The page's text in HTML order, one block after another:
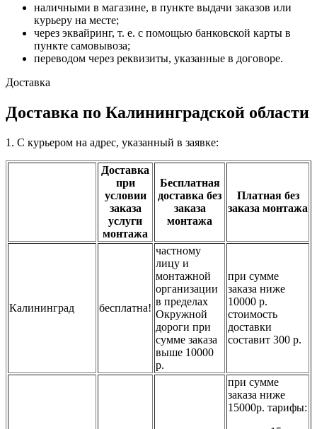
наличными в магазине, в пункте выдачи заказов или
курьеру на месте;
через эквайринг, т. е. с помощью банковской карты в
пункте самовывоза;
переводом через реквизиты, указанные в договоре.
Доставка
Доставка по Калининградской области
1. С курьером на адрес, указанный в заявке:
Доставка
при
условии
заказа
услуги
монтажа
Бесплатная
доставка без
заказа
монтажа
Платная без
заказа монтажа
Калининград бесплатна!
частному
лицу и
монтажной
организации
в пределах
Окружной
дороги при
сумме заказа
выше 10000
р.
при сумме
заказа ниже
10000 р.
стоимость
доставки
составит 300 р.
при сумме
заказа ниже
15000р. тарифы: